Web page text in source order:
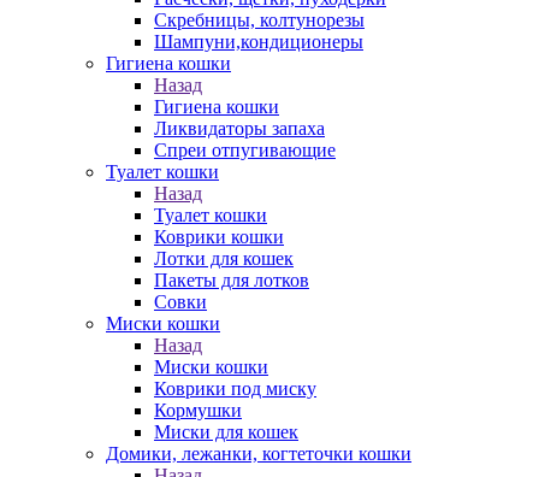
Скребницы, колтунорезы
Шампуни,кондиционеры
Гигиена кошки
Назад
Гигиена кошки
Ликвидаторы запаха
Спреи отпугивающие
Туалет кошки
Назад
Туалет кошки
Коврики кошки
Лотки для кошек
Пакеты для лотков
Совки
Миски кошки
Назад
Миски кошки
Коврики под миску
Кормушки
Миски для кошек
Домики, лежанки, когтеточки кошки